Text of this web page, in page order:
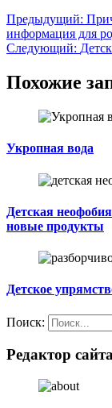
Предыдущий:
информация для
Следующий:
Похожие
Укропная вода
Детская
новые продукты
Детское
Поиск:
Редактор